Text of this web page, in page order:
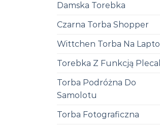
Damska Torebka
Czarna Torba Shopper
Wittchen Torba Na
Torebka Z Funkcją
Torba Podróżna Do
Samolotu
Torba Fotograficzna